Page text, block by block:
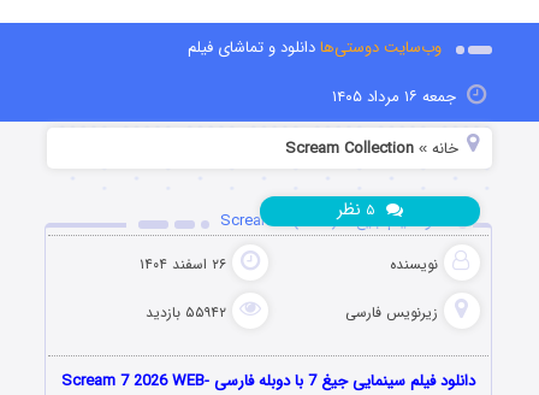
وب‌سایت دوستی‌هادانلود و تماشای فیلم
جمعه ۱۶ مرداد ۱۴۰۵
خانه »
Scream Collection
دانلود فیلم جیغ ۷ Scream 7 (2026)
نویسنده ۲۶ اسفند ۱۴۰۴
زیرنویس فارسی ۵۵۹۴۲ بازدید
نظر
دانلود فیلم سینمایی جیغ 7 با دوبله فارسی Scream 7 2026 WEB-